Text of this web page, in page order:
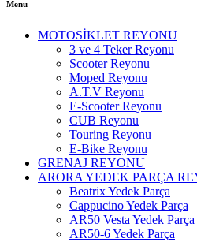
Menu
MOTOSİKLET REYONU
3 ve 4 Teker Reyonu
Scooter Reyonu
Moped Reyonu
A.T.V Reyonu
E-Scooter Reyonu
CUB Reyonu
Touring Reyonu
E-Bike Reyonu
GRENAJ REYONU
ARORA YEDEK PARÇA
Beatrix Yedek Parça
Cappucino Yedek Parça
AR50 Vesta Yedek Parça
AR50-6 Yedek Parça